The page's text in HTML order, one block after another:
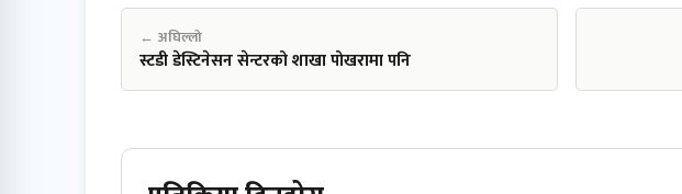
← अघिल्लो
स्टडी डेस्टिनेसन सेन्टरको शाखा पोखरामा पनि